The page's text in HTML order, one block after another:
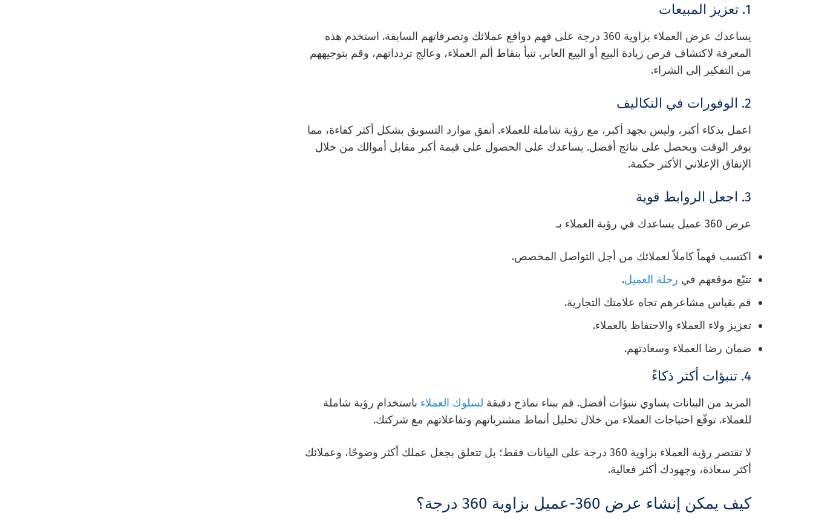
1. تعزيز المبيعات
يساعدك عرض العملاء بزاوية 360 درجة على فهم دوافع عملائك وتصرفاتهم السابقة. استخدم هذه
المعرفة لاكتشاف فرص زيادة البيع أو البيع العابر. تنبأ بنقاط ألم العملاء، وعالج تردداتهم، وقم بتوجيههم
من التفكير إلى الشراء.
2. الوفورات في التكاليف
اعمل بذكاء أكبر، وليس بجهد أكبر، مع رؤية شاملة للعملاء. أنفق موارد التسويق بشكل أكثر كفاءة، مما
يوفر الوقت ويحصل على نتائج أفضل. يساعدك على الحصول على قيمة أكبر مقابل أموالك من خلال
الإنفاق الإعلاني الأكثر حكمة.
3. اجعل الروابط قوية
عرض 360 عميل يساعدك في رؤية العملاء بـ
اكتسب فهماً كاملاً لعملائك من أجل التواصل المخصص.
تتبّع موقعهم في رحلة العميل.
قم بقياس مشاعرهم تجاه علامتك التجارية.
تعزيز ولاء العملاء والاحتفاظ بالعملاء.
ضمان رضا العملاء وسعادتهم.
4. تنبؤات أكثر ذكاءً
المزيد من البيانات يساوي تنبؤات أفضل. قم ببناء نماذج دقيقة لسلوك العملاء باستخدام رؤية شاملة
للعملاء. توقّع احتياجات العملاء من خلال تحليل أنماط مشترياتهم وتفاعلاتهم مع شركتك.
لا تقتصر رؤية العملاء بزاوية 360 درجة على البيانات فقط؛ بل تتعلق بجعل عملك أكثر وضوحًا، وعملائك
أكثر سعادة، وجهودك أكثر فعالية.
كيف يمكن إنشاء عرض 360-عميل بزاوية 360 درجة؟